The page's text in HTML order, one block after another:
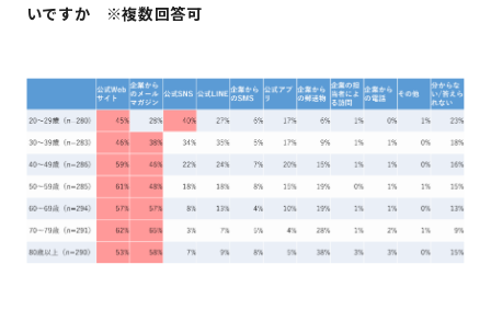
いですか ※複数回答可